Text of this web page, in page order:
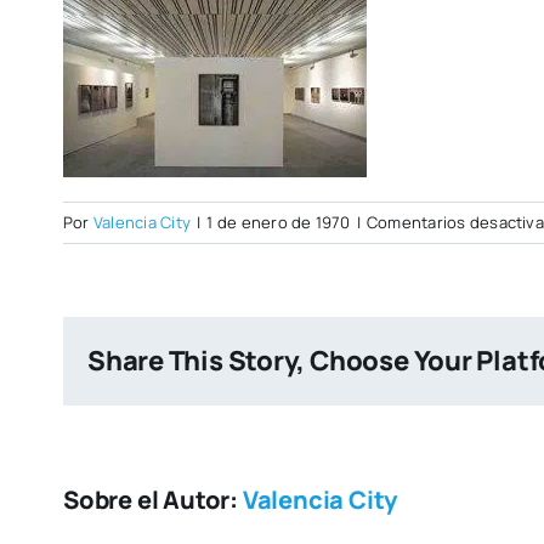
Por Valencia City | 1 de enero de 1970 | Comentarios
Share This Story, Choose Your
Sobre el Autor: Valencia City